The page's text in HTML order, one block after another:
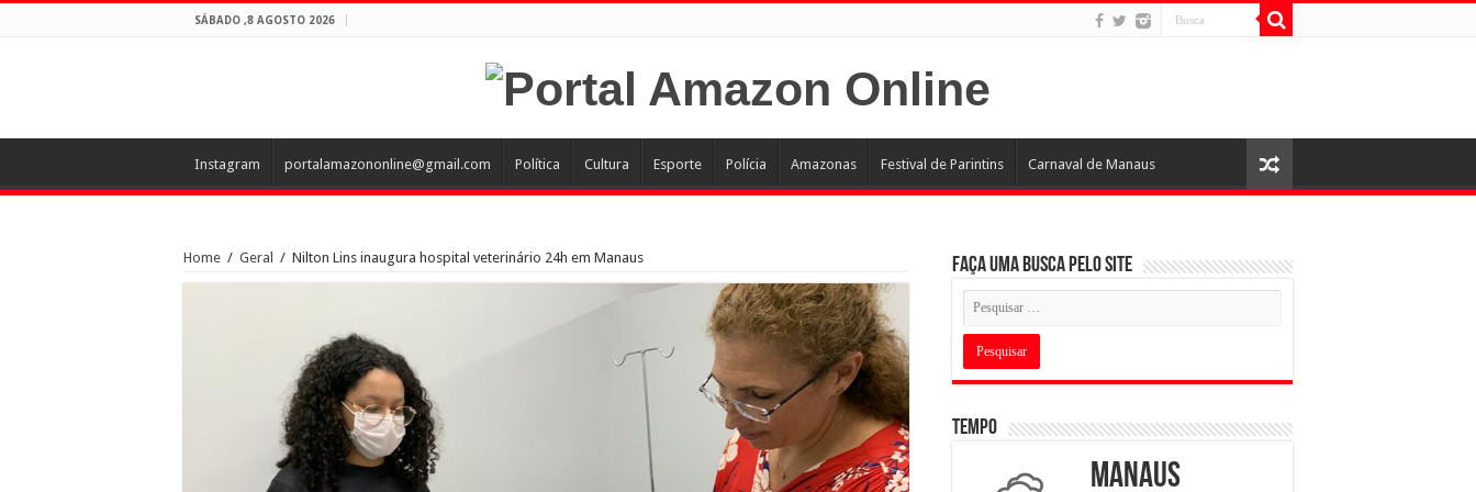
SÁBADO ,8 AGOSTO 2026
Instagram portalamazononline@gmail.com Política Cultura Esporte Polícia Amazonas Festival de Parintins Carnaval de Manaus
Home / Geral / Nilton Lins inaugura hospital veterinário 24h em Manaus Faça uma busca pelo Site
Tempo
Manaus